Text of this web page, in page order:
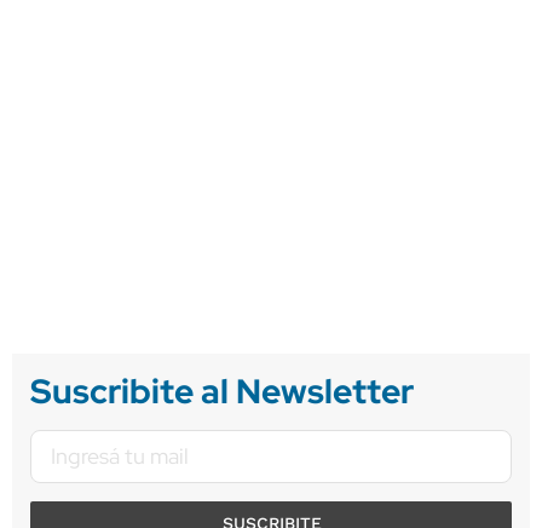
Suscribite al Newsletter
SUSCRIBITE